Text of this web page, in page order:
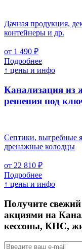
Дачная продукция,
контейнеры и др.
от 1 490 ₽
Подробнее
↑ цены и инфо
Канализация из
решения под
Септики, выгребные
дренажные колодцы
от 22 810 ₽
Подробнее
↑ цены и инфо
Получите
акциями на
кессоны, КНС,